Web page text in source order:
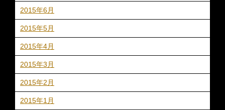
2015年6月
2015年5月
2015年4月
2015年3月
2015年2月
2015年1月